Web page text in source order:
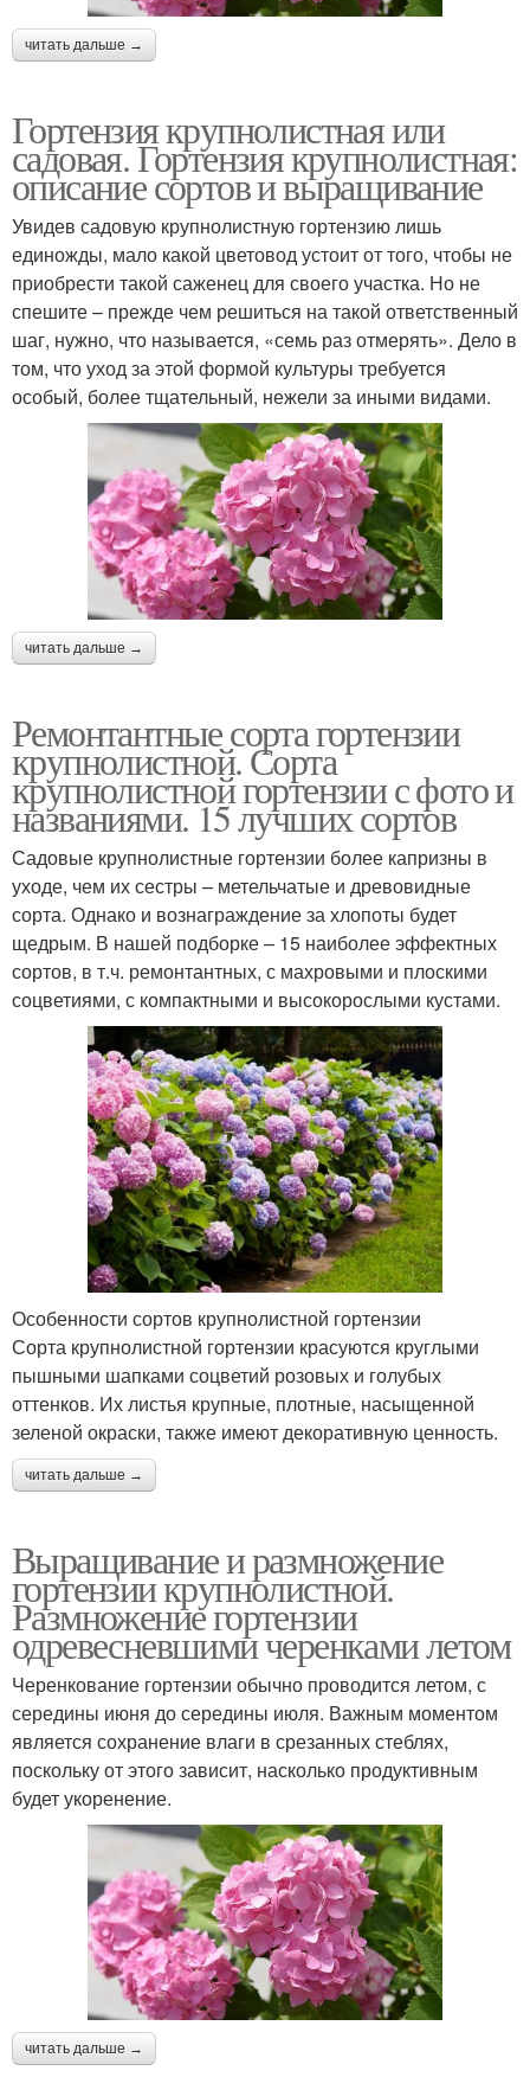
читать дальше →
Гортензия крупнолистная или
садовая. Гортензия крупнолистная:
описание сортов и выращивание
Увидев садовую крупнолистную гортензию лишь
единожды, мало какой цветовод устоит от того, чтобы не
приобрести такой саженец для своего участка. Но не
спешите – прежде чем решиться на такой ответственный
шаг, нужно, что называется, «семь раз отмерять». Дело в
том, что уход за этой формой культуры требуется
особый, более тщательный, нежели за иными видами.
читать дальше →
Ремонтантные сорта гортензии
крупнолистной. Сорта
крупнолистной гортензии с фото и
названиями. 15 лучших сортов
Садовые крупнолистные гортензии более капризны в
уходе, чем их сестры – метельчатые и древовидные
сорта. Однако и вознаграждение за хлопоты будет
щедрым. В нашей подборке – 15 наиболее эффектных
сортов, в т.ч. ремонтантных, с махровыми и плоскими
соцветиями, с компактными и высокорослыми кустами.
Особенности сортов крупнолистной гортензии
Сорта крупнолистной гортензии красуются круглыми
пышными шапками соцветий розовых и голубых
оттенков. Их листья крупные, плотные, насыщенной
зеленой окраски, также имеют декоративную ценность.
читать дальше →
Выращивание и размножение
гортензии крупнолистной.
Размножение гортензии
одревесневшими черенками летом
Черенкование гортензии обычно проводится летом, с
середины июня до середины июля. Важным моментом
является сохранение влаги в срезанных стеблях,
поскольку от этого зависит, насколько продуктивным
будет укоренение.
читать дальше →